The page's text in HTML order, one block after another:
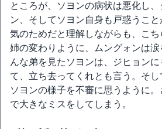
ところが、ソヨンの病状は悪化し
ン、そしてソヨン自身も戸惑うこ
気のためだと理解しながらも、こ
姉の変わりように、ムングォンは
んな弟を見たソヨンは、ジヒョン
て、立ち去ってくれとも言う。そ
ソヨンの様子を不審に思うように
で大きなミスをしてしまう。